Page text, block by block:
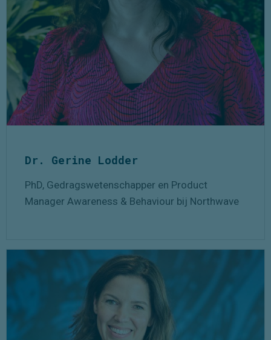
Manager Awareness & Behaviour bij Northwave